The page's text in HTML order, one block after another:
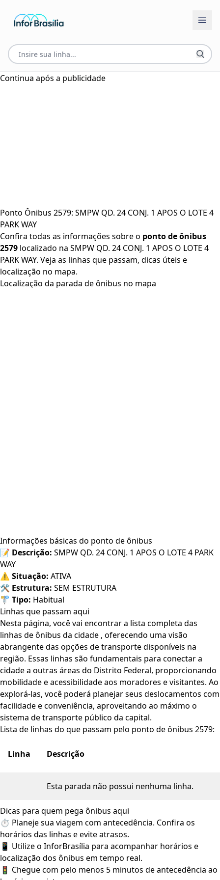
Continua após a publicidade
Ponto Ônibus 2579: SMPW QD. 24 CONJ. 1 APOS O LOTE 4
PARK WAY
Confira todas as informações sobre o ponto de ônibus
2579 localizado na SMPW QD. 24 CONJ. 1 APOS O LOTE 4
PARK WAY. Veja as linhas que passam, dicas úteis e
localização no mapa.
Localização da parada de ônibus no mapa
Informações básicas do ponto de ônibus
📝 Descrição: SMPW QD. 24 CONJ. 1 APOS O LOTE 4 PARK
WAY
⚠️ Situação: ATIVA
🛠️ Estrutura: SEM ESTRUTURA
🚏 Tipo: Habitual
Linhas que passam aqui
Nesta página, você vai encontrar a lista completa das
linhas de ônibus da cidade , oferecendo uma visão
abrangente das opções de transporte disponíveis na
região. Essas linhas são fundamentais para conectar a
cidade a outras áreas do Distrito Federal, proporcionando
mobilidade e acessibilidade aos moradores e visitantes. Ao
explorá-las, você poderá planejar seus deslocamentos com
facilidade e conveniência, aproveitando ao máximo o
sistema de transporte público da capital.
Lista de linhas do que passam pelo ponto de ônibus 2579:
Linha Descrição
Esta parada não possui nenhuma linha.
Dicas para quem pega ônibus aqui
⏱️ Planeje sua viagem com antecedência. Confira os
horários das linhas e evite atrasos.
📱 Utilize o InforBrasília para acompanhar horários e
localização dos ônibus em tempo real.
🚦 Chegue com pelo menos 5 minutos de antecedência ao